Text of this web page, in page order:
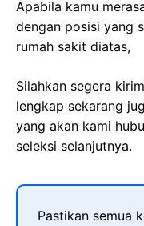
Apabila kamu
dengan posisi yang
rumah sakit diatas,
Silahkan segera
lengkap sekarang
yang akan kami
seleksi selanjutnya.
Pastikan semua